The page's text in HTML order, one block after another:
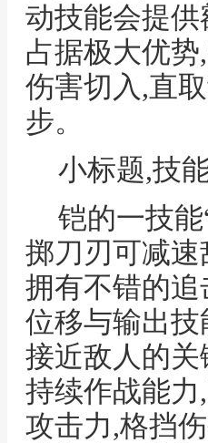
动技能会提
占据极大优
伤害切入,直
步。
小标题,技
铠的一技
掷刀刃可减
拥有不错的追
位移与输出
接近敌人的
持续作战能力
攻击力,格挡